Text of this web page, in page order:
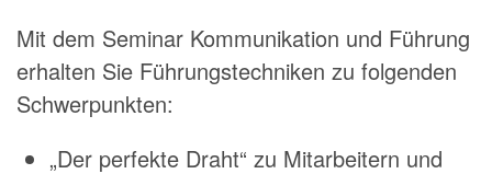
Mit dem Seminar Kommunikation und Führung
erhalten Sie Führungstechniken zu folgenden
Schwerpunkten:
„Der perfekte Draht“ zu Mitarbeitern und